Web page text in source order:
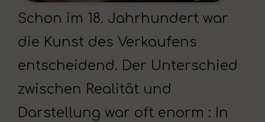
Schon im 18. Jahrhundert war
die Kunst des Verkaufens
entscheidend. Der Unterschied
zwischen Realität und
Darstellung war oft enorm : In